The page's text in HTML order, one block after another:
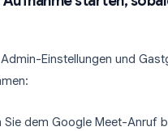
Einstellungen und
Sie dem Google Meet-Anruf